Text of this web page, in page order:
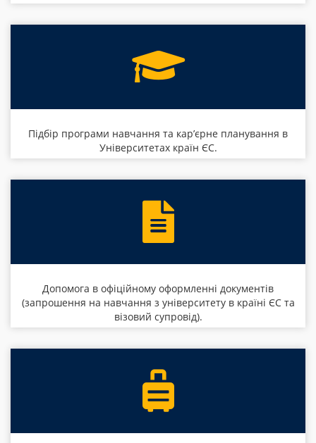
Підбір програми навчання та кар’єрне планування в
Університетах країн ЄС.
Допомога в офіційному оформленні документів
(запрошення на навчання з університету в країні ЄС та
візовий супровід).